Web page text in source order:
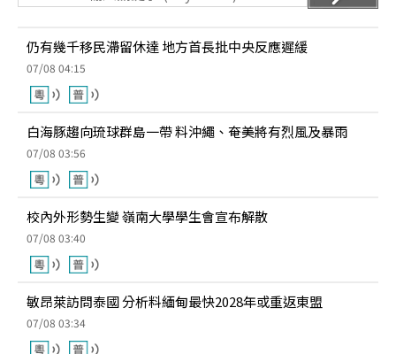
仍有幾千移民滯留休達 地方首長批中央反應遲緩
07/08 04:15
白海豚趨向琉球群島一帶 料沖繩、奄美將有烈風及暴雨
07/08 03:56
校內外形勢生變 嶺南大學學生會宣布解散
07/08 03:40
敏昂萊訪問泰國 分析料緬甸最快2028年或重返東盟
07/08 03:34